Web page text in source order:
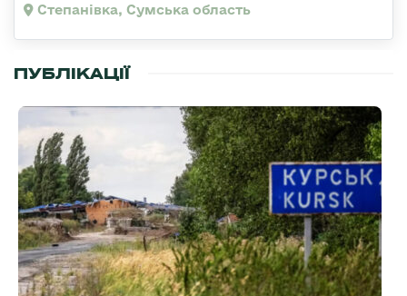
Степанівка, Сумська область
ПУБЛІКАЦІЇ